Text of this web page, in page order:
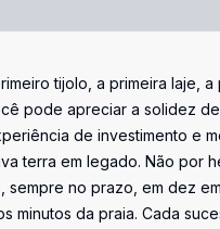
tijolo, a primeira laje,
pode apreciar a solidez
de investimento e
terra em legado. Não por
sempre no prazo, em dez
minutos da praia. Cada